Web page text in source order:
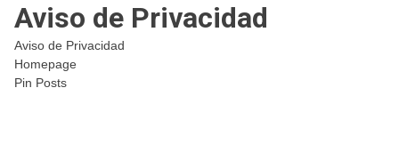
Aviso de Privacidad
Aviso de Privacidad
Homepage
Pin Posts